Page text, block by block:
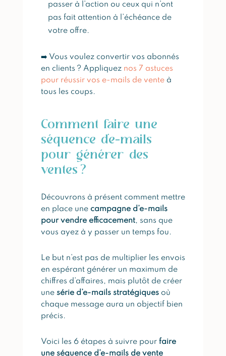
passer à l’action ou ceux qui n’ont
pas fait attention à l’échéance de
votre offre.
➡️ Vous voulez convertir vos abonnés
en clients ? Appliquez nos 7 astuces
pour réussir vos e-mails de venteà
tous les coups.
Comment faire une
séquence d’e-mails
pour générer des
ventes ?
Découvrons à présent comment mettre
en place une campagne d’e-mails
pour vendre efficacement, sans que
vous ayez à y passer un temps fou.
Le but n’est pas de multiplier les envois
en espérant générer un maximum de
chiffres d’affaires, mais plutôt de créer
une série d’e-mails stratégiquesoù
chaque message aura un objectif bien
précis.
Voici les 6 étapes à suivre pour faire
une séquence d’e-mails de vente